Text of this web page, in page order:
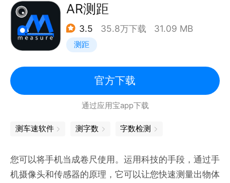
AR测距
3.5 35.8万下载 31.09 MB
测距
官方下载
通过应用宝app下载
测车速软件 测字数 字数检测
您可以将手机当成卷尺使用。运用科技的手段，通过手
机摄像头和传感器的原理，它可以让您快速测量出物体